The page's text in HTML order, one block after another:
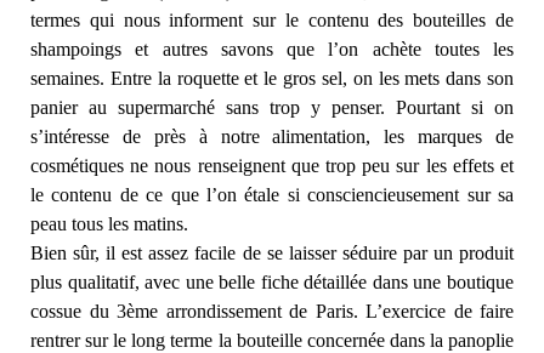
termes qui nous informent sur le contenu des bouteilles de
shampoings et autres savons que l’on achète toutes les
semaines. Entre la roquette et le gros sel, on les mets dans son
panier au supermarché sans trop y penser. Pourtant si on
s’intéresse de près à notre alimentation, les marques de
cosmétiques ne nous renseignent que trop peu sur les effets et
le contenu de ce que l’on étale si consciencieusement sur sa
peau tous les matins.
Bien sûr, il est assez facile de se laisser séduire par un produit
plus qualitatif, avec une belle fiche détaillée dans une boutique
cossue du 3ème arrondissement de Paris. L’exercice de faire
rentrer sur le long terme la bouteille concernée dans la panoplie